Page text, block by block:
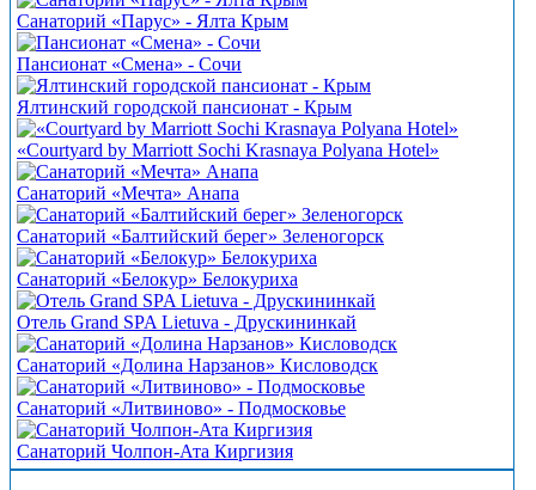
Санаторий «Парус» - Ялта Крым
Пансионат «Смена» - Сочи
Ялтинский городской пансионат - Крым
«Courtyard by Marriott Sochi Krasnaya Polyana Hotel»
Санаторий «Мечта» Анапа
Санаторий «Балтийский берег» Зеленогорск
Санаторий «Белокур» Белокуриха
Отель Grand SPA Lietuva - Друскининкай
Санаторий «Долина Нарзанов» Кисловодск
Санаторий «Литвиново» - Подмосковье
Санаторий Чолпон-Ата Киргизия